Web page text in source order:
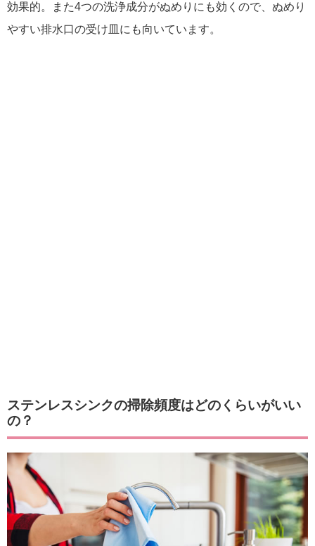
効果的。また4つの洗浄成分がぬめりにも効くので、ぬめり
やすい排水口の受け皿にも向いています。
ステンレスシンクの掃除頻度はどのくらいがいい
の？